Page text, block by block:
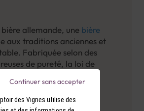
allemande, une bière
aux traditions anciennes et
Fabriquée selon des
de pureté, la loi de
de 1516, la bière
synonyme de qualité et
des Vignes utilise des
Continuer sans accepter